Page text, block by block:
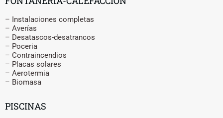
– Instalaciones completas
– Averías
– Desatascos-desatrancos
– Poceria
– Contraincendios
– Placas solares
– Aerotermia
– Biomasa
PISCINAS